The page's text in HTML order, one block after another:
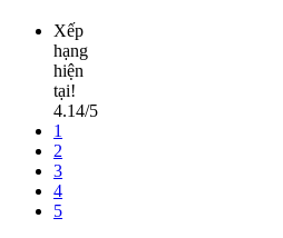
Xếp
hạng
hiện
tại!
4.14/5
1
2
3
4
5